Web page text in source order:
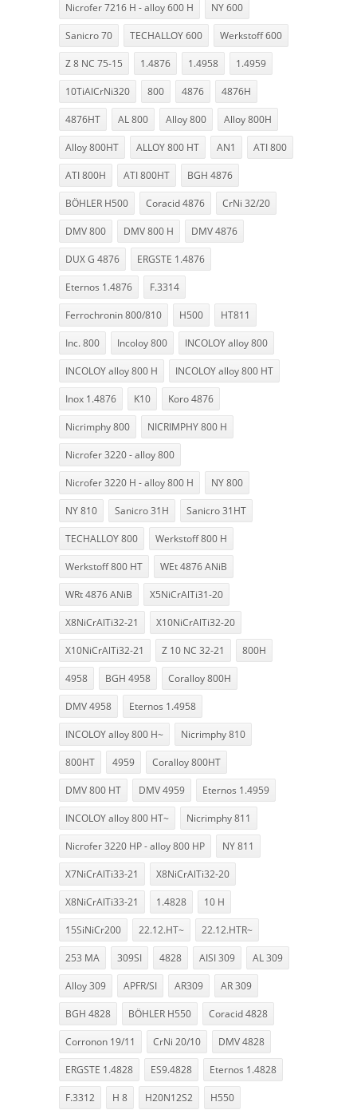
Nicrofer 7216 H - alloy 600 H NY 600
Sanicro 70 TECHALLOY 600 Werkstoff 600
Z 8 NC 75-15 1.4876 1.4958 1.4959
10TiAlCrNi320 800 4876 4876H
4876HT AL 800 Alloy 800 Alloy 800H
Alloy 800HT ALLOY 800 HT AN1 ATI 800
ATI 800H ATI 800HT BGH 4876
BÖHLER H500 Coracid 4876 CrNi 32/20
DMV 800 DMV 800 H DMV 4876
DUX G 4876 ERGSTE 1.4876
Eternos 1.4876 F.3314
Ferrochronin 800/810 H500 HT811
Inc. 800 Incoloy 800 INCOLOY alloy 800
INCOLOY alloy 800 H INCOLOY alloy 800 HT
Inox 1.4876 K10 Koro 4876
Nicrimphy 800 NICRIMPHY 800 H
Nicrofer 3220 - alloy 800
Nicrofer 3220 H - alloy 800 H NY 800
NY 810 Sanicro 31H Sanicro 31HT
TECHALLOY 800 Werkstoff 800 H
Werkstoff 800 HT WEt 4876 ANiB
WRt 4876 ANiB X5NiCrAlTi31-20
X8NiCrAlTi32-21 X10NiCrAlTi32-20
X10NiCrAlTi32-21 Z 10 NC 32-21 800H
4958 BGH 4958 Coralloy 800H
DMV 4958 Eternos 1.4958
INCOLOY alloy 800 H~ Nicrimphy 810
800HT 4959 Coralloy 800HT
DMV 800 HT DMV 4959 Eternos 1.4959
INCOLOY alloy 800 HT~ Nicrimphy 811
Nicrofer 3220 HP - alloy 800 HP NY 811
X7NiCrAlTi33-21 X8NiCrAlTi32-20
X8NiCrAlTi33-21 1.4828 10 H
15SiNiCr200 22.12.HT~ 22.12.HTR~
253 MA 309SI 4828 AISI 309 AL 309
Alloy 309 APFR/SI AR309 AR 309
BGH 4828 BÖHLER H550 Coracid 4828
Corronon 19/11 CrNi 20/10 DMV 4828
ERGSTE 1.4828 ES9.4828 Eternos 1.4828
F.3312 H 8 H20N12S2 H550